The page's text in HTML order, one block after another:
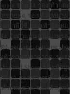
ขายส่ง, รองเท้า
ขายส่ง, รองเท้าบูท
พีวีซี, รองเท้าบู๊ต
รับตัวแทนจำหน่ายร
paotung
ท้าขายส่งราคาถูก,
Shoes, รองเ
ง, รองเท้าบูทเลี้ยง
บูทผู้ชาย, รองเท้าบู